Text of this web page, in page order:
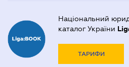
Національний
каталог України
ТАРИФИ